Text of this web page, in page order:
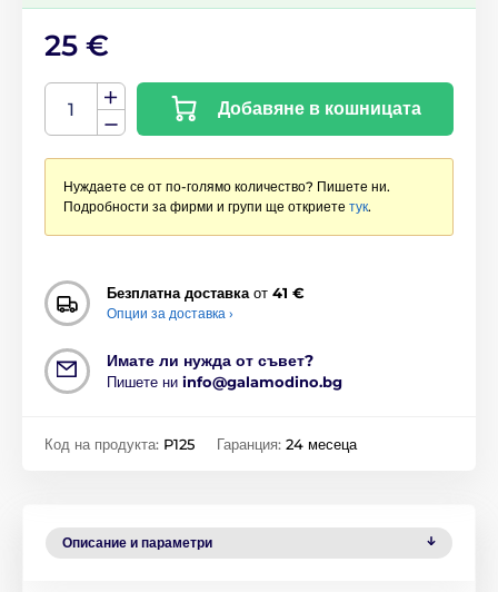
25 €
Добавяне в кошницата
Нуждаете се от по-голямо количество? Пишете ни.
Подробности за фирми и групи ще откриете тук.
Безплатна доставкаот 41 €
Опции за доставка ›
Имате ли нужда от съвет?
Пишете ни info@galamodino.bg
Код на продукта: P125 Гаранция: 24 месеца
Описание и параметри